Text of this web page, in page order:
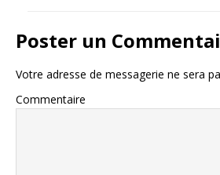
Poster un
Votre adresse de messagerie ne sera
Commentaire